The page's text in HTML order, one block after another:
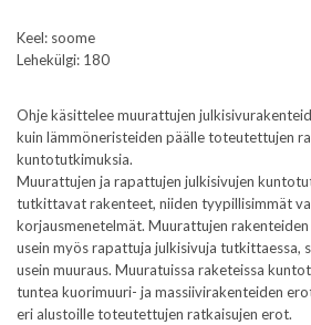
Keel: soome
Lehekülgi: 180
Ohje käsittelee muurattujen
kuin lämmöneristeiden päälle toteutettujen
kuntotutkimuksia.
Muurattujen ja rapattujen julkisivujen
tutkittavat rakenteet, niiden tyypillisimmät
korjausmenetelmät. Muurattujen
usein myös rapattuja julkisivuja tutkittaessa,
usein muuraus. Muuratuissa raketeissa
tuntea kuorimuuri- ja massiivirakenteiden
eri alustoille toteutettujen ratkaisujen erot.